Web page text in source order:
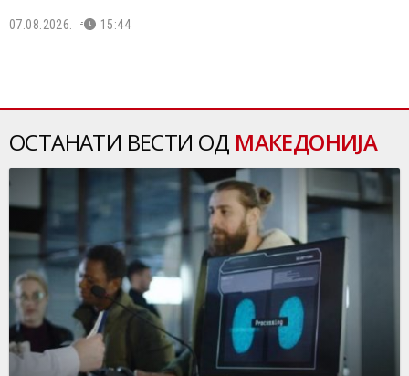
07.08.2026. 15:44
ОСТАНАТИ ВЕСТИ ОД МАКЕДОНИЈА